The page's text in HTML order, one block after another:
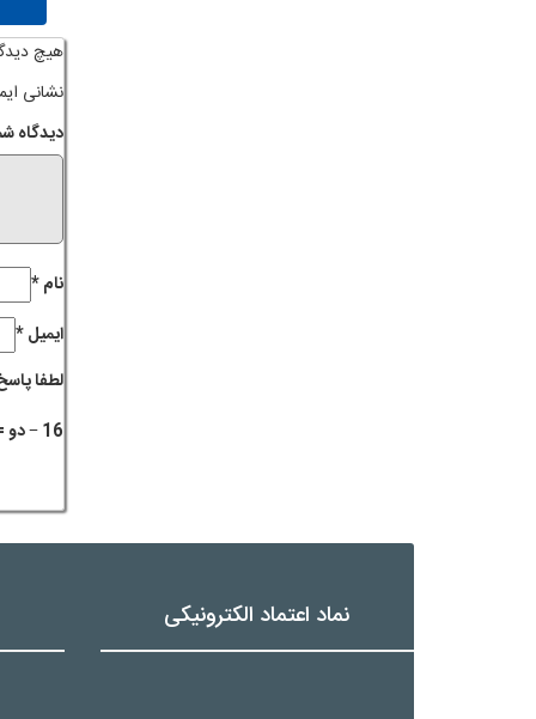
هیچ
نشانی
دیدگاه
نام*
ایمیل*
لطفا
16 − دو =
نماد اعتماد الکترونیکی